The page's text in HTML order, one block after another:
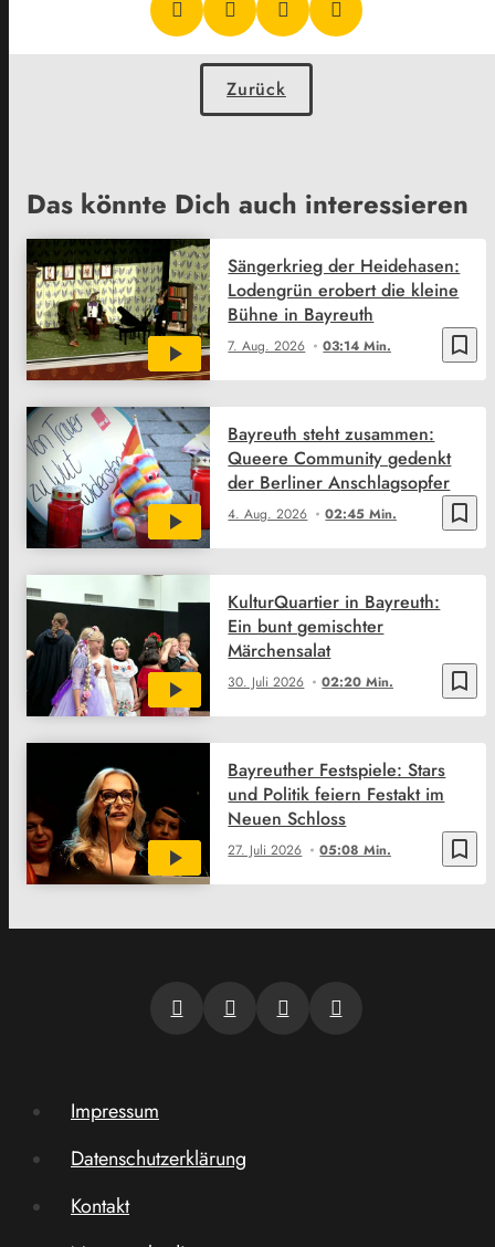
Zurück
Das könnte Dich auch interessieren
bookmark_border
7. Aug. 2026 03:14 Min.
Sängerkrieg der Heidehasen:
Lodengrün erobert die kleine
Bühne in Bayreuth
bookmark_border
4. Aug. 2026 02:45 Min.
Bayreuth steht zusammen:
Queere Community gedenkt
der Berliner Anschlagsopfer
bookmark_border
30. Juli 2026 02:20 Min.
KulturQuartier in Bayreuth:
Ein bunt gemischter
Märchensalat
bookmark_border
27. Juli 2026 05:08 Min.
Bayreuther Festspiele: Stars
und Politik feiern Festakt im
Neuen Schloss
Impressum
Datenschutzerklärung
Kontakt